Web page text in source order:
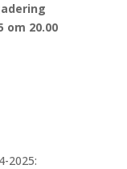
om 20.00
2025: